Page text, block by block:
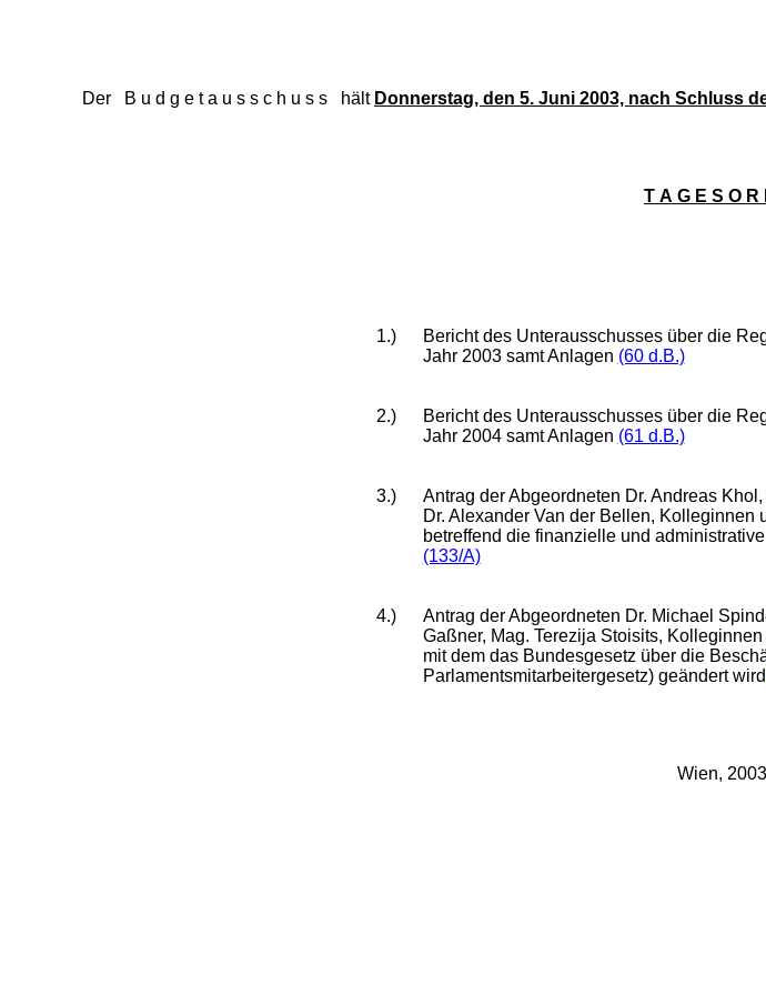
Der B u d g e t a u s s c h u s s hält Donnerstag, den 5. Juni 2003, nach Schluss
T A G E S O R
1.)
Bericht des Unterausschusses über die
Jahr 2003 samt Anlagen (60 d.B.)
2.)
Bericht des Unterausschusses über die
Jahr 2004 samt Anlagen (61 d.B.)
3.)
Antrag der Abgeordneten Dr. Andreas
Dr. Alexander Van der Bellen,
betreffend die finanzielle und
(133/A)
4.)
Antrag der Abgeordneten Dr. Michael
Gaßner, Mag. Terezija Stoisits,
mit dem das Bundesgesetz über die
Parlamentsmitarbeitergesetz) geändert wird
Wien,